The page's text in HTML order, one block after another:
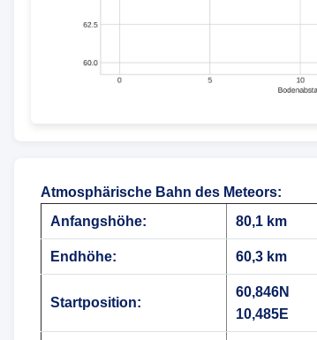
Atmosphärische Bahn des Meteors:
Anfangshöhe:
80,1 km
Endhöhe: 60,3 km
Startposition:
60,846N
10,485E